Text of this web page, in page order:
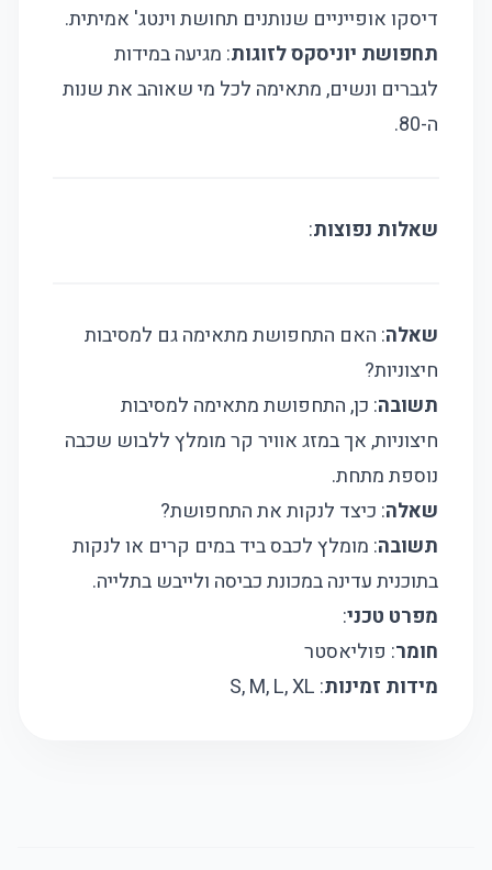
דיסקו אופייניים שנותנים תחושת וינטג' אמיתית.
תחפושת יוניסקס לזוגות: מגיעה במידות
לגברים ונשים, מתאימה לכל מי שאוהב את שנות
ה-80.
שאלות נפוצות:
שאלה: האם התחפושת מתאימה גם למסיבות
חיצוניות?
תשובה: כן, התחפושת מתאימה למסיבות
חיצוניות, אך במזג אוויר קר מומלץ ללבוש שכבה
נוספת מתחת.
שאלה: כיצד לנקות את התחפושת?
תשובה: מומלץ לכבס ביד במים קרים או לנקות
בתוכנית עדינה במכונת כביסה ולייבש בתלייה.
מפרט טכני:
חומר: פוליאסטר
מידות זמינות: S, M, L, XL